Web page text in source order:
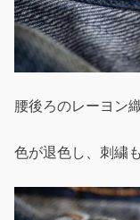
腰後ろのレーヨン
色が退色し、刺繍